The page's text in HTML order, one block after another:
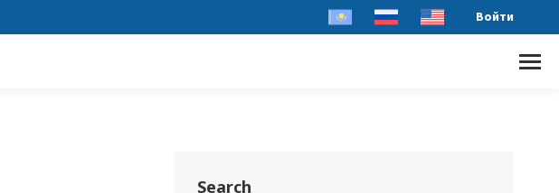
Войти
Search